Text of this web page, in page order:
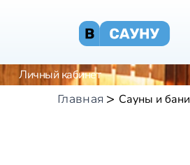
Личный кабинет
Главная Сауны и бани